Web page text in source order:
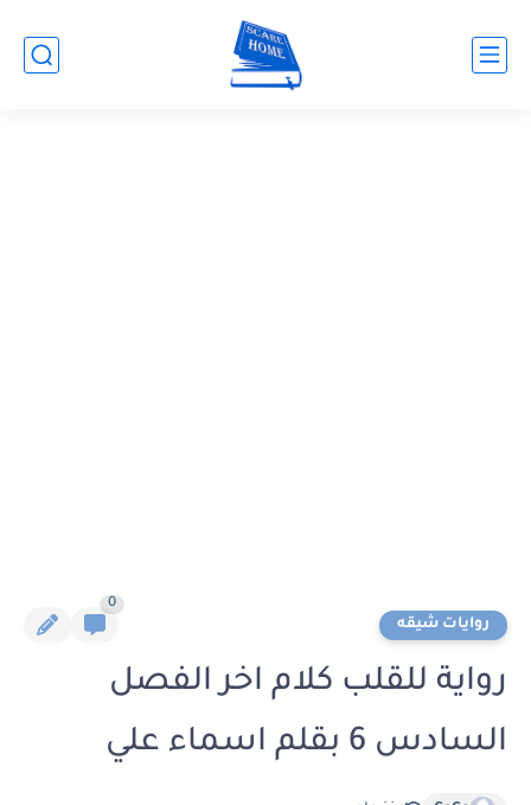
روايات شيقه
0
رواية للقلب كلام اخر الفصل
السادس 6 بقلم اسماء علي